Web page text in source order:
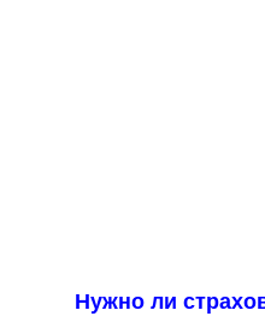
Нужно ли